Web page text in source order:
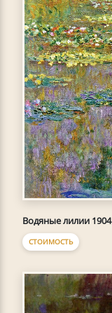
Водяные лилии 1904
СТОИМОСТЬ